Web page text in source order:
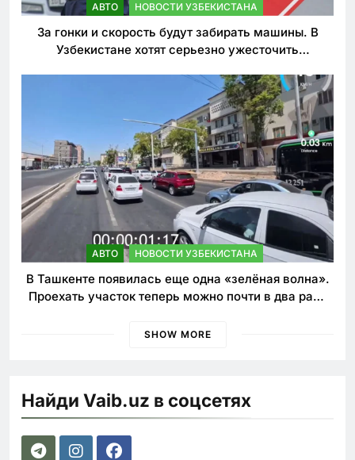
АВТО НОВОСТИ УЗБЕКИСТАНА
За гонки и скорость будут забирать машины. В
Узбекистане хотят серьезно ужесточить
АВТО НОВОСТИ УЗБЕКИСТАНА
В Ташкенте появилась еще одна «зелёная волна».
Проехать участок теперь можно почти в два раза
SHOW MORE
Найди Vaib.uz в соцсетях